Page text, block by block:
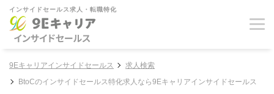
インサイドセールス求人・転職特化
9Eキャリアインサイドセールス
求人検索
BtoCのインサイドセールス特化求人なら9Eキャリアインサイドセールス